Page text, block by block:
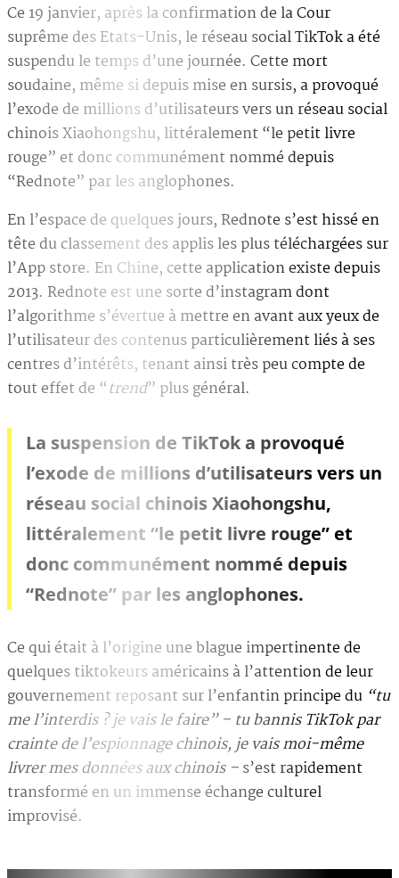
Ce 19 janvier, après la confirmation de la Cour
suprême des Etats-Unis, le réseau social TikTok a été
suspendu le temps d’une journée. Cette mort
soudaine, même si depuis mise en sursis, a provoqué
l’exode de millions d’utilisateurs vers un réseau social
chinois Xiaohongshu, littéralement “le petit livre
rouge” et donc communément nommé depuis
“Rednote” par les anglophones.
En l’espace de quelques jours, Rednote s’est hissé en
tête du classement des applis les plus téléchargées sur
l’App store. En Chine, cette application existe depuis
2013. Rednote est une sorte d’instagram dont
l’algorithme s’évertue à mettre en avant aux yeux de
l’utilisateur des contenus particulièrement liés à ses
centres d’intérêts, tenant ainsi très peu compte de
tout effet de “trend” plus général.
La suspension de TikTok a provoqué
l’exode de millions d’utilisateurs vers un
réseau social chinois Xiaohongshu,
littéralement “le petit livre rouge” et
donc communément nommé depuis
“Rednote” par les anglophones.
Ce qui était à l’origine une blague impertinente de
quelques tiktokeurs américains à l’attention de leur
gouvernement reposant sur l’enfantin principe du “tu
me l’interdis ? je vais le faire” – tu bannis TikTok par
crainte de l’espionnage chinois, je vais moi-même
livrer mes données aux chinois –s’est rapidement
transformé en un immense échange culturel
improvisé.